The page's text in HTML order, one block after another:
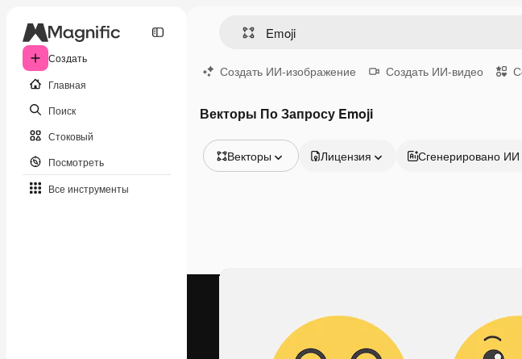
Создать
Главная
Поиск
Стоковый
Посмотреть
Все инструменты
Создать ИИ-изображение Создать ИИ-видео
Векторы По Запросу Emoji
Векторы
Видео
Лицензия Сгенерировано ИИ